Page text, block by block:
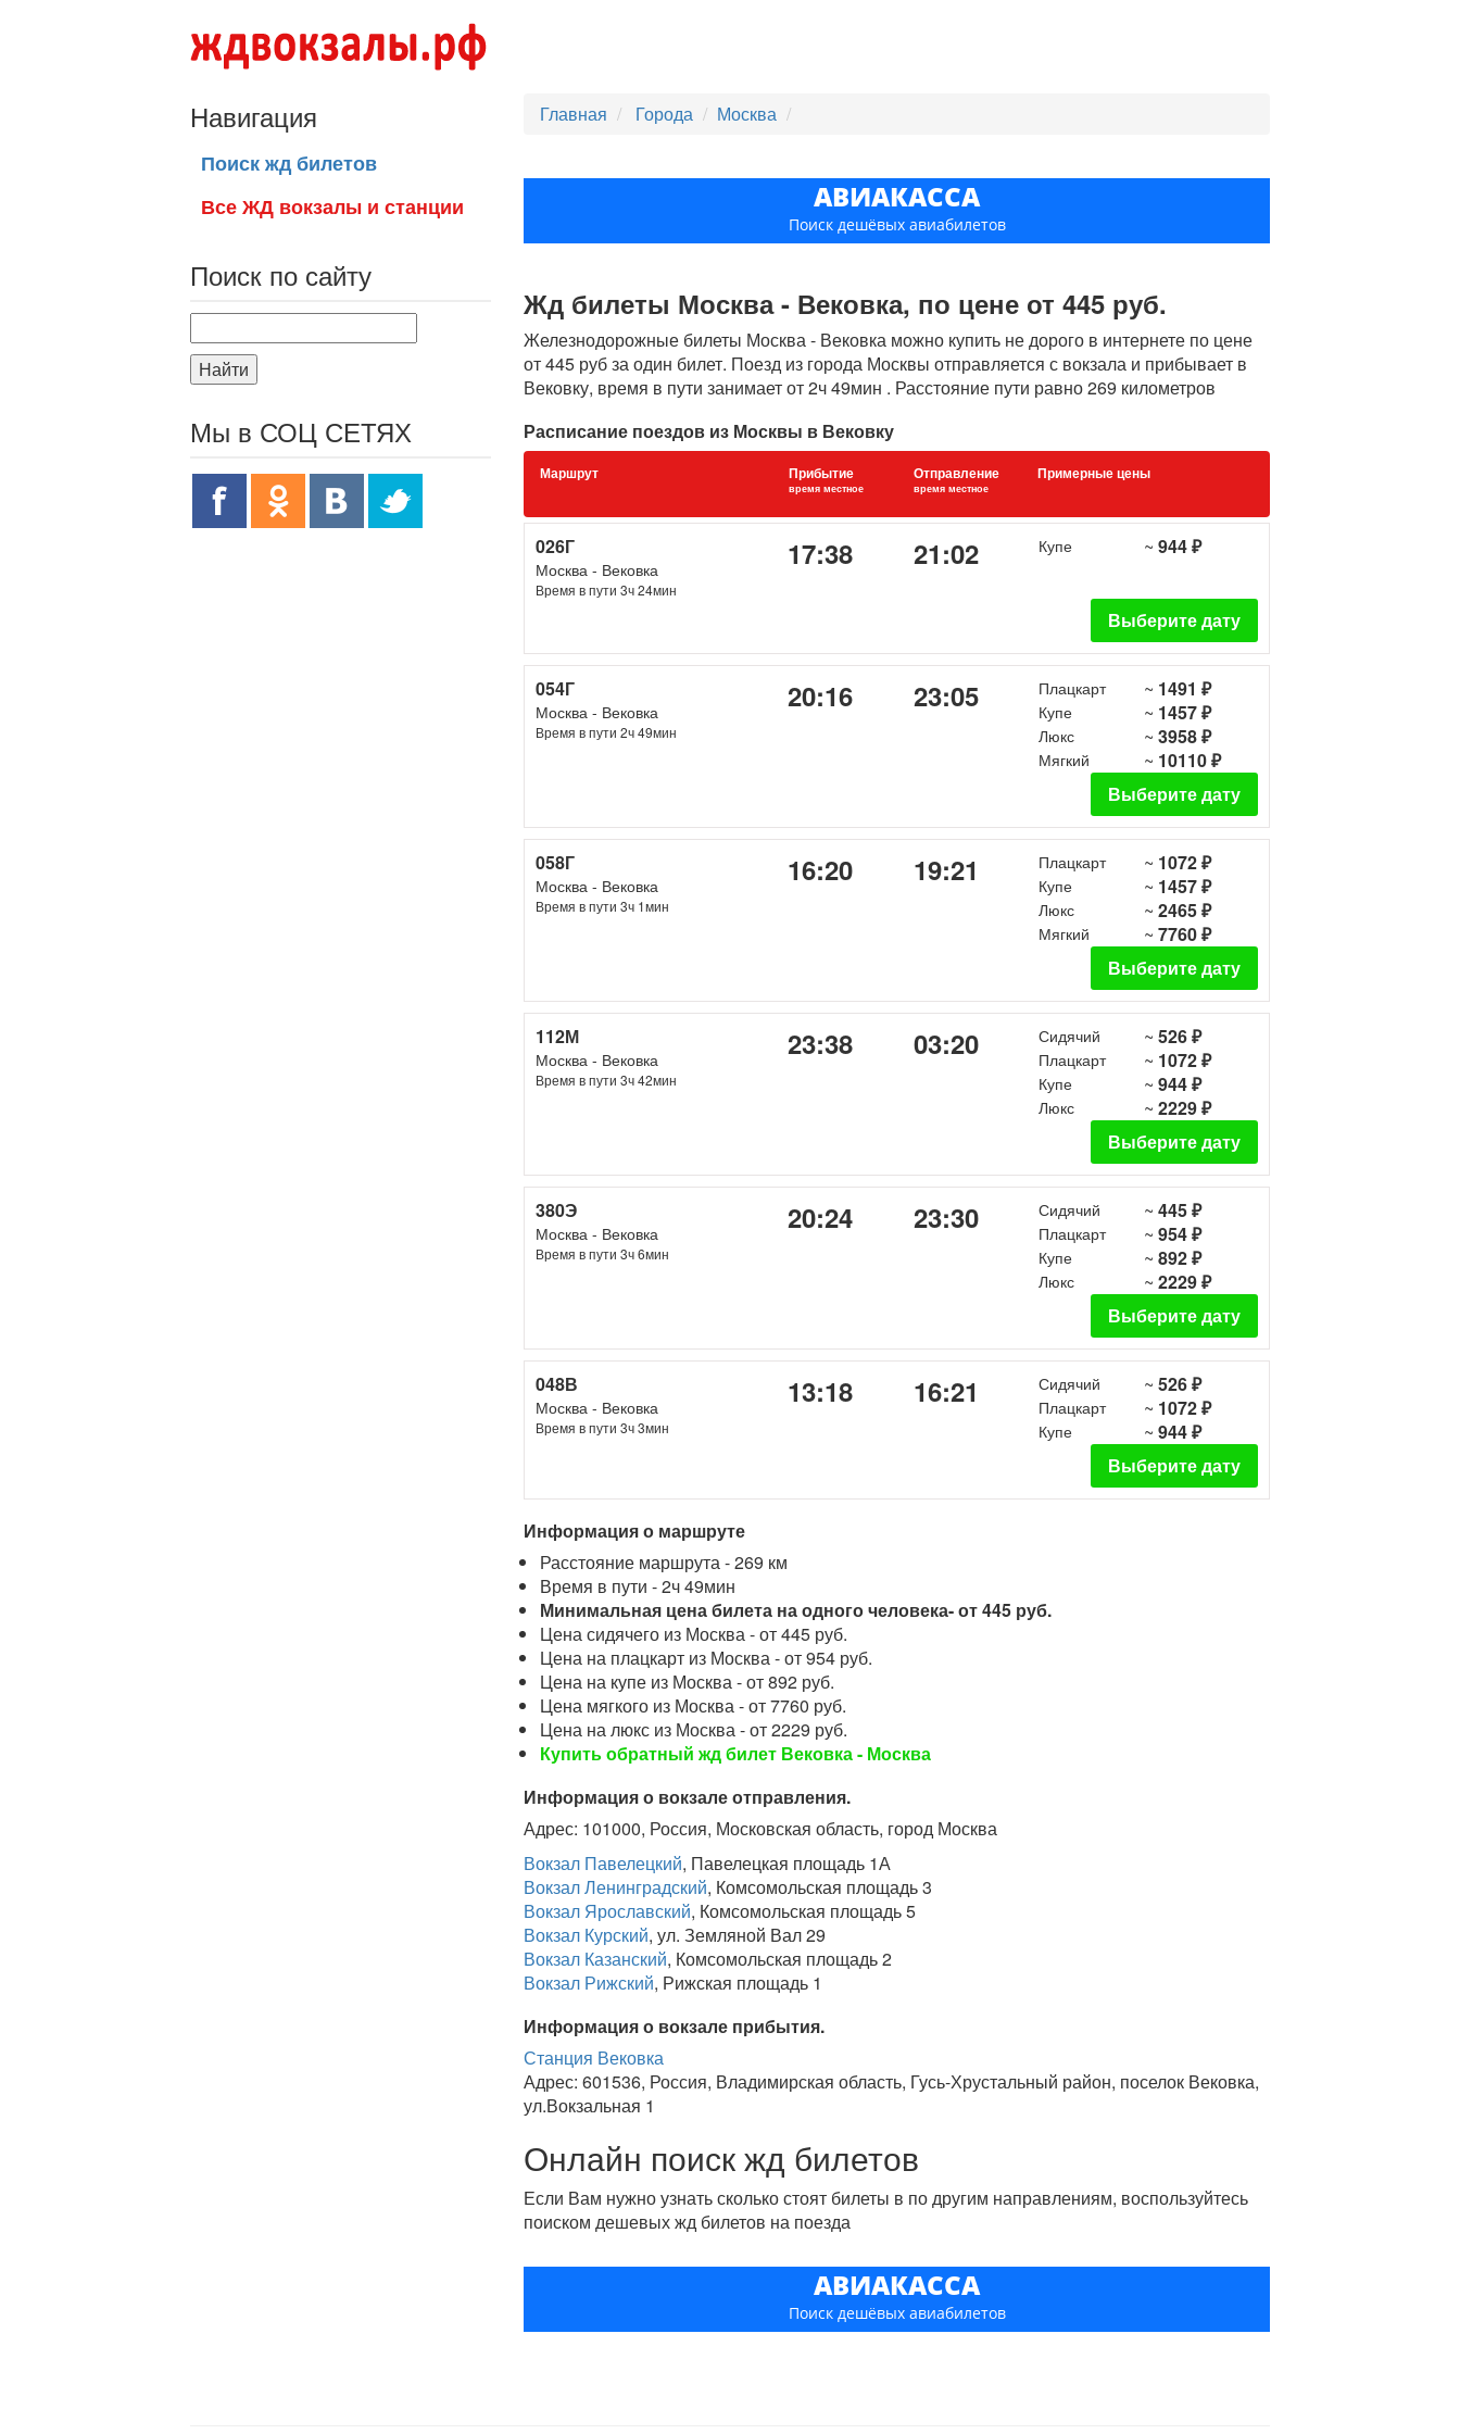
Главная Города Москва
АВИАКАССА
Поиск дешёвых авиабилетов
Жд билеты Москва - Вековка, по цене от 445 руб.
Железнодорожные билеты Москва - Вековка можно купить не дорого в интернете по цене
от 445 руб за один билет. Поезд из города Москвы отправляется с вокзала и прибывает в
Вековку, время в пути занимает от 2ч 49мин . Расстояние пути равно 269 километров
Расписание поездов из Москвы в Вековку
Маршрут Прибытие
время местное
Отправление
время местное
Примерные цены
026Г
Москва - Вековка
Время в пути 3ч 24мин
17:38 21:02 Купе ~ 944 ₽
Выберите дату
054Г
Москва - Вековка
Время в пути 2ч 49мин
20:16 23:05 Плацкарт ~ 1491 ₽
Купе ~ 1457 ₽
Люкс ~ 3958 ₽
Мягкий ~ 10110 ₽
Выберите дату
058Г
Москва - Вековка
Время в пути 3ч 1мин
16:20 19:21 Плацкарт ~ 1072 ₽
Купе ~ 1457 ₽
Люкс ~ 2465 ₽
Мягкий ~ 7760 ₽
Выберите дату
112М
Москва - Вековка
Время в пути 3ч 42мин
23:38 03:20 Сидячий ~ 526 ₽
Плацкарт ~ 1072 ₽
Купе ~ 944 ₽
Люкс ~ 2229 ₽
Выберите дату
380Э
Москва - Вековка
Время в пути 3ч 6мин
20:24 23:30 Сидячий ~ 445 ₽
Плацкарт ~ 954 ₽
Купе ~ 892 ₽
Люкс ~ 2229 ₽
Выберите дату
048В
Москва - Вековка
Время в пути 3ч 3мин
13:18 16:21 Сидячий ~ 526 ₽
Плацкарт ~ 1072 ₽
Купе ~ 944 ₽
Выберите дату
Информация о маршруте
Расстояние маршрута - 269 км
Время в пути - 2ч 49мин
Минимальная цена билета на одного человека- от 445 руб.
Цена сидячего из Москва - от 445 руб.
Цена на плацкарт из Москва - от 954 руб.
Цена на купе из Москва - от 892 руб.
Цена мягкого из Москва - от 7760 руб.
Цена на люкс из Москва - от 2229 руб.
Купить обратный жд билет Вековка - Москва
Информация о вокзале отправления.
Адрес: 101000, Россия, Московская область, город Москва
Вокзал Павелецкий, Павелецкая площадь 1А
Вокзал Ленинградский, Комсомольская площадь 3
Вокзал Ярославский, Комсомольская площадь 5
Вокзал Курский, ул. Земляной Вал 29
Вокзал Казанский, Комсомольская площадь 2
Вокзал Рижский, Рижская площадь 1
Информация о вокзале прибытия.
Станция Вековка
Адрес: 601536, Россия, Владимирская область, Гусь-Хрустальный район, поселок Вековка,
ул.Вокзальная 1
Онлайн поиск жд билетов
Если Вам нужно узнать сколько стоят билеты в по другим направлениям, воспользуйтесь
поиском дешевых жд билетов на поезда
АВИАКАССА
Поиск дешёвых авиабилетов
Навигация
Поиск жд билетов
Все ЖД вокзалы и станции
Поиск по сайту
Найти
Мы в СОЦ СЕТЯХ